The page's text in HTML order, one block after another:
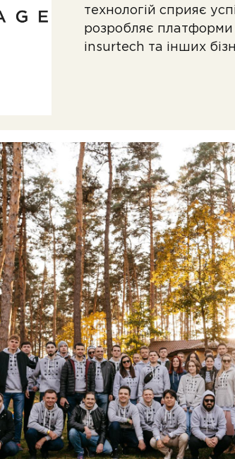
технологій сприяє
розробляє
insurtech та інших